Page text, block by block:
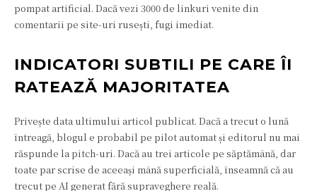
pompat artificial. Dacă vezi 3000 de linkuri venite din
comentarii pe site-uri rusești, fugi imediat.
INDICATORI SUBTILI PE CARE ÎI
RATEAZĂ MAJORITATEA
Privește data ultimului articol publicat. Dacă a trecut o lună
întreagă, blogul e probabil pe pilot automat și editorul nu mai
răspunde la pitch-uri. Dacă au trei articole pe săptămână, dar
toate par scrise de aceeași mână superficială, înseamnă că au
trecut pe AI generat fără supraveghere reală.